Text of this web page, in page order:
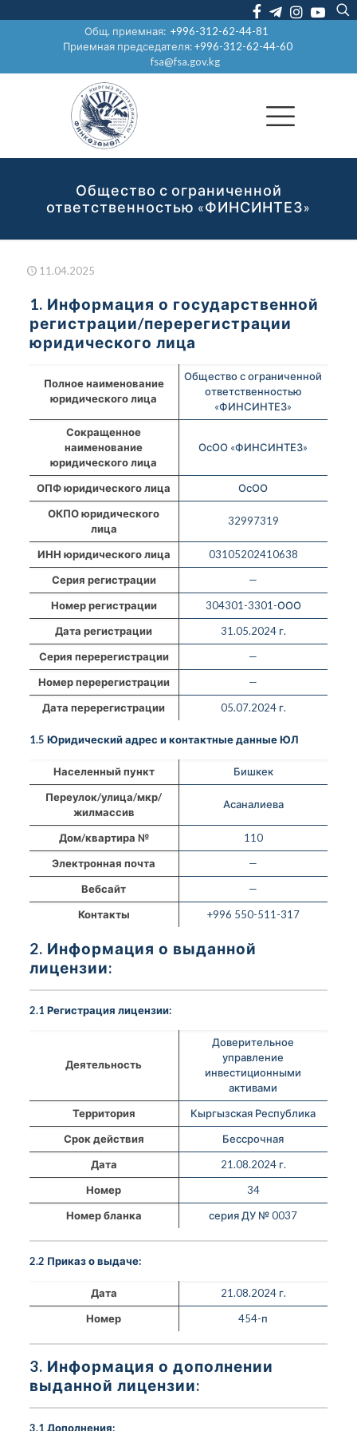
Общ. приемная:+996-312-62-44-81
Приемная председателя:+996-312-62-44-60
fsa@fsa.gov.kg
Общество с ограниченной
ответственностью «ФИНСИНТЕЗ»
11.04.2025
1. Информация о государственной
регистрации/перерегистрации
юридического лица
Полное наименование
юридического лица
Общество с ограниченной
ответственностью
«ФИНСИНТЕЗ»
Сокращенное
наименование
юридического лица
ОсОО «ФИНСИНТЕЗ»
ОПФ юридического лица
ОсОО
ОКПО юридического
лица
32997319
ИНН юридического лица
03105202410638
Серия регистрации
—
Номер регистрации
304301-3301-ООО
Дата регистрации
31.05.2024 г.
Серия перерегистрации
—
Номер перерегистрации
—
Дата перерегистрации
05.07.2024 г.
1.5 Юридический адрес и контактные данные ЮЛ
Населенный пункт
Бишкек
Переулок/улица/мкр/
жилмассив
Асаналиева
Дом/квартира №
110
Электронная почта
—
Вебсайт
—
Контакты
+996 550-511-317
2. Информация о выданной
лицензии:
2.1 Регистрация лицензии:
Деятельность
Доверительное
управление
инвестиционными
активами
Территория
Кыргызская Республика
Срок действия
Бессрочная
Дата
21.08.2024 г.
Номер
34
Номер бланка
серия ДУ № 0037
2.2 Приказ о выдаче:
Дата
21.08.2024 г.
Номер
454-п
3. Информация о дополнении
выданной лицензии:
3.1 Дополнения: